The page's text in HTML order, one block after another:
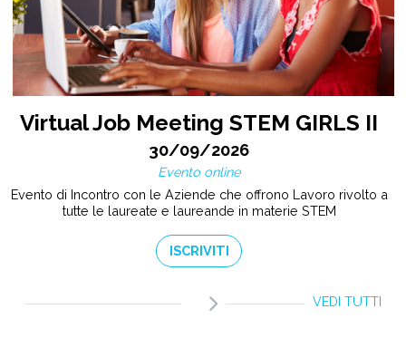
Virtual Job Meeting STEM GIRLS II
30/09/2026
Evento online
Evento di Incontro con le Aziende che offrono Lavoro rivolto a
tutte le laureate e laureande in materie STEM
ISCRIVITI
VEDI TUTTI